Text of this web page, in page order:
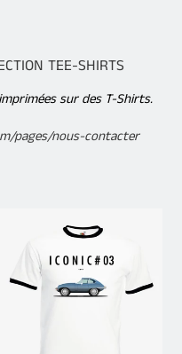
TEE-SHIRTS
sur des T-Shirts.
pages/nous-contacter
VISUEL